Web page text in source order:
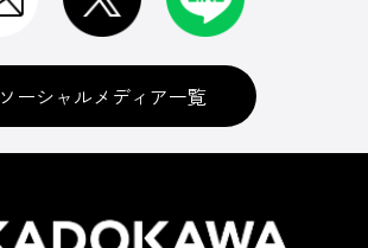
ソーシャルメディア一覧